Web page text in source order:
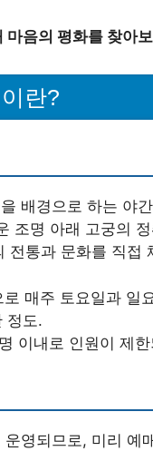
마음의 평화를 찾아
란?
배경으로 하는 야
조명 아래 고궁의
전통과 문화를 직접
로 매주 토요일과 일
정도.
이내로 인원이 제
영되므로, 미리 예